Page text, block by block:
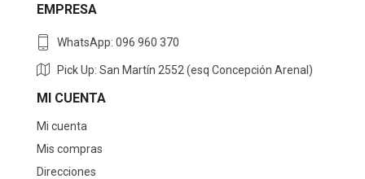
EMPRESA
WhatsApp: 096 960 370
Pick Up: San Martín 2552 (esq Concepción Arenal)
MI CUENTA
Mi cuenta
Mis compras
Direcciones